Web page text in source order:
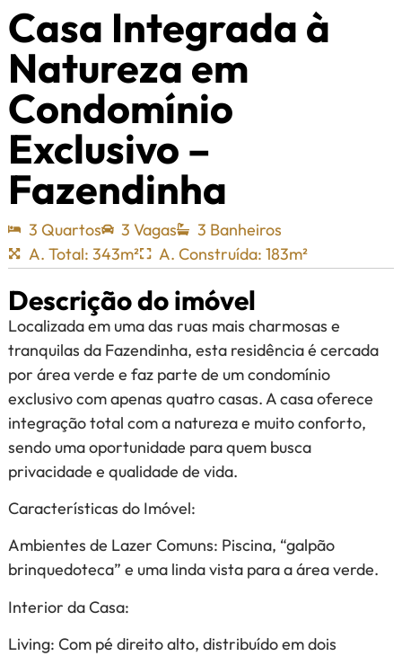
Casa Integrada à
Natureza em
Condomínio
Exclusivo –
Fazendinha
3 Quartos 3 Vagas
3 Banheiros
A. Total: 343m²
A. Construída: 183m²
Descrição do imóvel
Localizada em uma das ruas mais charmosas e
tranquilas da Fazendinha, esta residência é cercada
por área verde e faz parte de um condomínio
exclusivo com apenas quatro casas. A casa oferece
integração total com a natureza e muito conforto,
sendo uma oportunidade para quem busca
privacidade e qualidade de vida.
Características do Imóvel:
Ambientes de Lazer Comuns: Piscina, “galpão
brinquedoteca” e uma linda vista para a área verde.
Interior da Casa:
Living: Com pé direito alto, distribuído em dois